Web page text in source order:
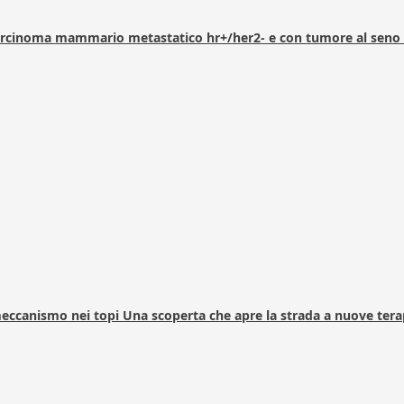
mammario metastatico hr+/her2- e con tumore al
nei topi Una scoperta che apre la strada a nuove